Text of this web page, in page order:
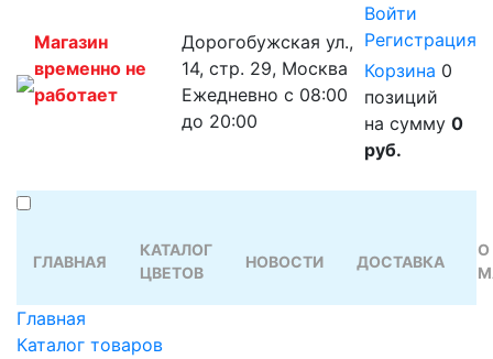
Магазин
временно не
работает
Дорогобужская ул.,
14, стр. 29, Москва
Ежедневно с 08:00
до 20:00
Войти
Регистрация
Корзина 0
позиций
на сумму 0
руб.
ГЛАВНАЯ
КАТАЛОГ
ЦВЕТОВ
НОВОСТИ ДОСТАВКА
О
Главная
Каталог товаров